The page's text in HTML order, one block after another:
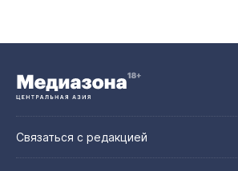
Связаться с редакцией